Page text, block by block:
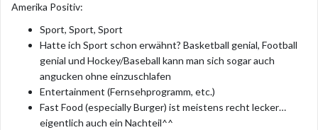
Amerika Positiv:
Sport, Sport, Sport
Hatte ich Sport schon erwähnt? Basketball genial, Football
genial und Hockey/Baseball kann man sich sogar auch
angucken ohne einzuschlafen
Entertainment (Fernsehprogramm, etc.)
Fast Food (especially Burger) ist meistens recht lecker…
eigentlich auch ein Nachteil^^